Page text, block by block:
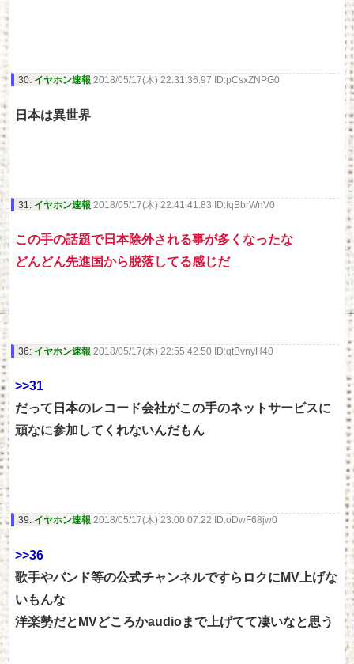
30: イヤホン速報 2018/05/17(木) 22:31:36.97 ID:pCsxZNPG0
日本は異世界
31: イヤホン速報 2018/05/17(木) 22:41:41.83 ID:fqBbrWnV0
この手の話題で日本除外される事が多くなったな
どんどん先進国から脱落してる感じだ
36: イヤホン速報 2018/05/17(木) 22:55:42.50 ID:qtBvnyH40
>>31
だって日本のレコード会社がこの手のネットサービスに
頑なに参加してくれないんだもん
39: イヤホン速報 2018/05/17(木) 23:00:07.22 ID:oDwF68jw0
>>36
歌手やバンド等の公式チャンネルですらロクにMV上げな
いもんな
洋楽勢だとMVどころかaudioまで上げてて凄いなと思う